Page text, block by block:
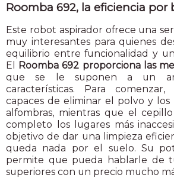
Roomba 692, la eficiencia por
Este robot aspirador ofrece una
muy interesantes para quienes
equilibrio entre funcionalidad y
El Roomba 692 proporciona las
que se le suponen a un
características. Para
capaces de eliminar el polvo y los
alfombras, mientras que el
completo los lugares más
objetivo de dar una limpieza
queda nada por el suelo. Su
permite que pueda hablarle de
superiores con un precio mucho